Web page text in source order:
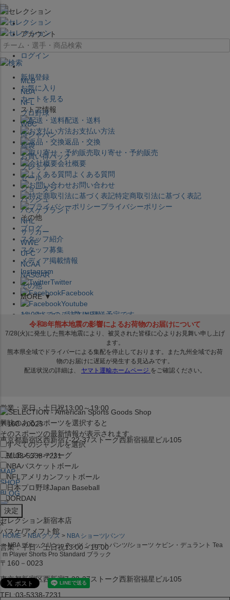
×
アカウント
ログイン
新規登録
お気に入り
カートを見る
ストア情報
配送・送料
お支払い方法
返品・交換
取り寄せ・予約販売
会社概要
よくある質問
お問い合わせ
特定商取引法に基づく表記
プライバシーポリシー
その他
ブログ
スタッフ紹介
スタッフ募集
メディア掲載情報
Instagram
Twitter
Facebook
Youtube
セレクション公式LINE@
営業：平日・土日祝13:00～19:00
〒160－0023
東京都新宿区西新宿7-22-37ストーク西新宿福星ビル105
TEL:03-5338-7231
MAP
SHOP
BLOG
セレクション新宿本店
バスケ/アメフト館
営業：平日・土日祝13:00～19:00
〒160－0023
東京都新宿区西新宿7-22-37ストーク西新宿福星ビル105
TEL:03-5338-7231
MLB
NBA
NFL
プロ野球
WBC
侍ジャパン
福袋
お買い得パック
プレミア
セール
ジョーダン
バッシュ
バスケブランド
NHL
サッカー
WWE
UFC
NCAA
NASCAR
その他
MORE ▼
12:00までのご注文は発送予定です。
在庫品は 1-3営業日内で発送!! ※お取寄せ商品は対象外
興味のあるスポーツを選択すると
そのスポーツの最新情報が表示されます。
すべてのジャンルを選択
MLBメジャーリーグ
NBAバスケットボール
NFL アメリカンフットボール
日本プロ野球Japan Baseball
JORDAN
x
HOME NBA グッズ
NBA ショーツ|パンツ
NBA ブルックリン・ネッツ ショートパンツ/ショーツ ケビン・デュラント Tea
m Player Shorts Pro Standard ブラック